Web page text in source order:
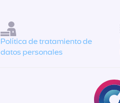
Política de tratamiento de
datos personales